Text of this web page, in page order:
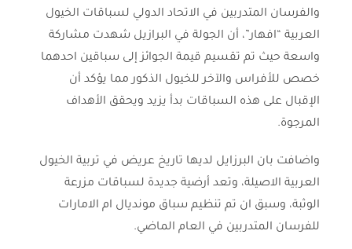
والفرسان المتدربين في الاتحاد الدولي لسباقات الخيول
العربية “افهار”، أن الجولة في البرازيل شهدت مشاركة
واسعة حيث تم تقسيم قيمة الجوائز إلى سباقين احدهما
خصص للأفراس والآخر للخيول الذكور مما يؤكد أن
الإقبال على هذه السباقات بدأ يزيد ويحقق الأهداف
المرجوة.
واضافت بان البرزايل لديها تاريخ عريض في تربية الخيول
العربية الاصيلة، وتعد أرضية جديدة لسباقات مزرعة
الوثبة، وسبق ان تم تنظيم سباق مونديال ام الامارات
للفرسان المتدربين في العام الماضي.